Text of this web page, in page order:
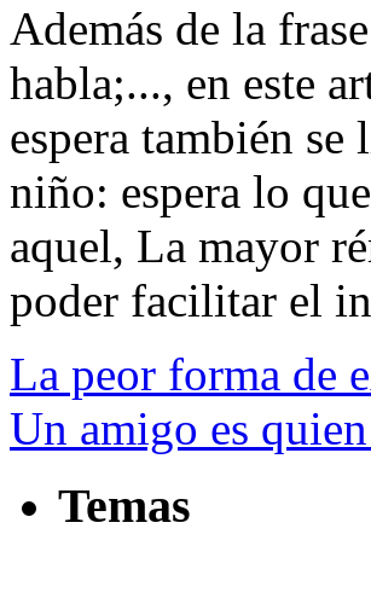
Además de la
habla;..., en este
espera también
niño: espera lo
aquel, La mayor
poder facilitar el
La peor forma de
Un amigo es
Temas